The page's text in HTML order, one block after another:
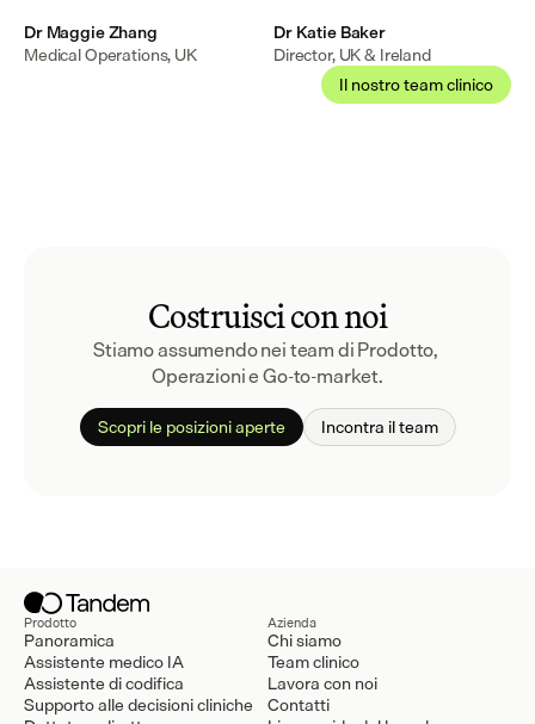
Dr Maggie Zhang
Medical Operations, UK
Dr Katie Baker
Director, UK & Ireland
Il nostro team clinico
Costruisci con noi
Stiamo assumendo nei team di Prodotto,
Operazioni e Go-to-market.
Scopri le posizioni aperte Incontra il team
Prodotto
Panoramica
Assistente medico IA
Assistente di codifica
Supporto alle decisioni cliniche
Azienda
Chi siamo
Team clinico
Lavora con noi
Contatti